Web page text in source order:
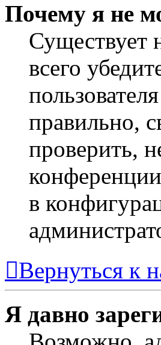
Почему я не
Существует
всего
правильно,
проверить,
в
Вернуться к
Я давно